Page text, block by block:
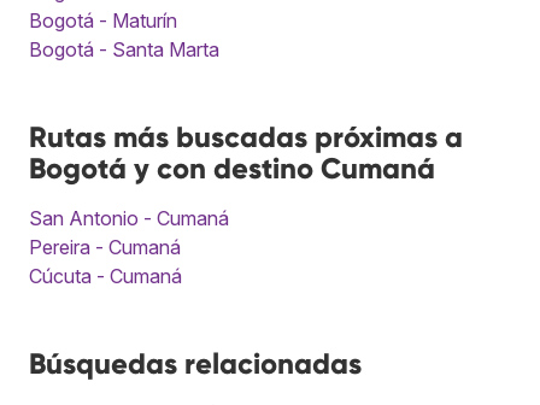
Bogotá - Maturín
Bogotá - Santa Marta
Rutas más buscadas próximas a
Bogotá y con destino Cumaná
San Antonio - Cumaná
Pereira - Cumaná
Cúcuta - Cumaná
Búsquedas relacionadas